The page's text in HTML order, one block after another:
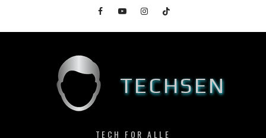
content
FacebookYouTubeInstagramTikTok
TECHSEN
TECH FOR ALLE